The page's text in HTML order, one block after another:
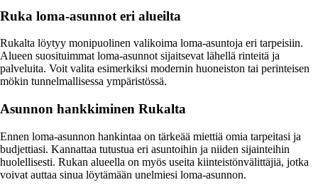
Ruka loma-asunnot eri alueilta
Rukalta löytyy monipuolinen valikoima loma-asuntoja eri tarpeisiin.
Alueen suosituimmat loma-asunnot sijaitsevat lähellä rinteitä ja
palveluita. Voit valita esimerkiksi modernin huoneiston tai perinteisen
mökin tunnelmallisessa ympäristössä.
Asunnon hankkiminen Rukalta
Ennen loma-asunnon hankintaa on tärkeää miettiä omia tarpeitasi ja
budjettiasi. Kannattaa tutustua eri asuntoihin ja niiden sijainteihin
huolellisesti. Rukan alueella on myös useita kiinteistönvälittäjiä, jotka
voivat auttaa sinua löytämään unelmiesi loma-asunnon.